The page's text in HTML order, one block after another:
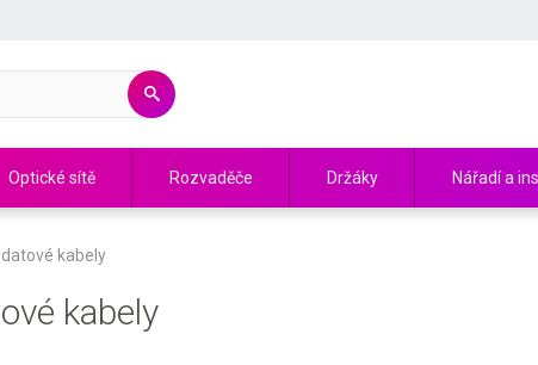
Optické sítě Rozvaděče Držáky Nářadí a
kabely
kabely